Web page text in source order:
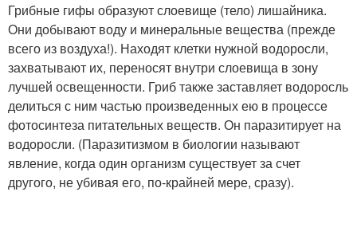
Грибные гифы образуют слоевище (тело) лишайника.
Они добывают воду и минеральные вещества (прежде
всего из воздуха!). Находят клетки нужной водоросли,
захватывают их, переносят внутри слоевища в зону
лучшей освещенности. Гриб также заставляет водоросль
делиться с ним частью произведенных ею в процессе
фотосинтеза питательных веществ. Он паразитирует на
водоросли. (Паразитизмом в биологии называют
явление, когда один организм существует за счет
другого, не убивая его, по-крайней мере, сразу).